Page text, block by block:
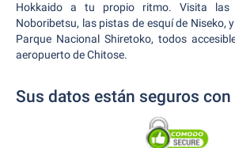
Hokkaido a tu propio ritmo. Visita las
Noboribetsu, las pistas de esquí de Niseko,
Parque Nacional Shiretoko, todos
aeropuerto de Chitose.
Sus datos están seguros